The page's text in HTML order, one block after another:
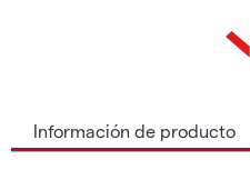
Información de producto